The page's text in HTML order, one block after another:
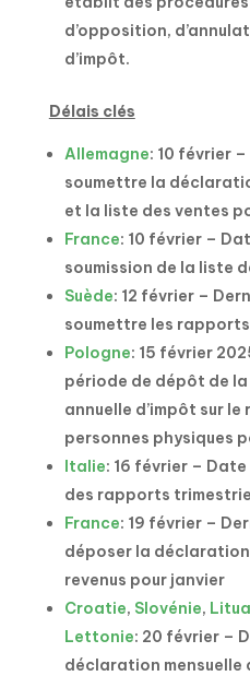
d’opposition,
d’impôt.
Délais clés
Allemagne: 10 février
soumettre la
et la liste des ventes
France: 10 février –
soumission de la liste
Suède: 12 février –
soumettre les
Pologne: 15 février
période de dépôt de
annuelle d’impôt sur le
personnes physiques
Italie: 16 février –
des rapports
France: 19 février –
déposer la déclaration
revenus pour janvier
Croatie, Slovénie,
Lettonie: 20 février –
déclaration mensuelle